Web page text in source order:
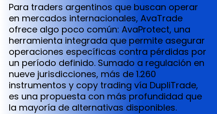
Para traders argentinos que buscan operar
en mercados internacionales, AvaTrade
ofrece algo poco común: AvaProtect, una
herramienta integrada que permite asegurar
operaciones específicas contra pérdidas por
un período definido. Sumado a regulación en
nueve jurisdicciones, más de 1.260
instrumentos y copy trading vía DupliTrade,
es una propuesta con más profundidad que
la mayoría de alternativas disponibles.